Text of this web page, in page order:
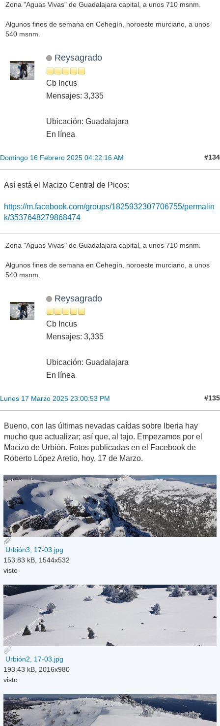
Zona "Aguas Vivas" de Guadalajara capital, a unos 710 msnm.
Algunos fines de semana en Cehegín, noroeste murciano, a unos
540 msnm.
Reysagrado
Cb Incus
Mensajes: 3,335
Ubicación: Guadalajara
En línea
Domingo 16 Febrero 2025 04:22:16 AM #134
Así está el Macizo Central de Picos:
https://m.facebook.com/groups/1825932307706755/permalin
k/3537648279868474
Zona "Aguas Vivas" de Guadalajara capital, a unos 710 msnm.
Algunos fines de semana en Cehegín, noroeste murciano, a unos
540 msnm.
Reysagrado
Cb Incus
Mensajes: 3,335
Ubicación: Guadalajara
En línea
Lunes 17 Marzo 2025 23:00:53 PM #135
Bueno, con las últimas nevadas caídas sobre Iberia hay
mucho que actualizar; así que, al tajo. Empezamos por el
Macizo de Urbión. Fotos publicadas en el Facebook de
Roberto López Aretio, hoy, 17 de Marzo.
Urbión3, 17-03.jpg
153.83 kB, 1544x532
visto
Urbión2, 17-03.jpg
193.43 kB, 2016x980
visto